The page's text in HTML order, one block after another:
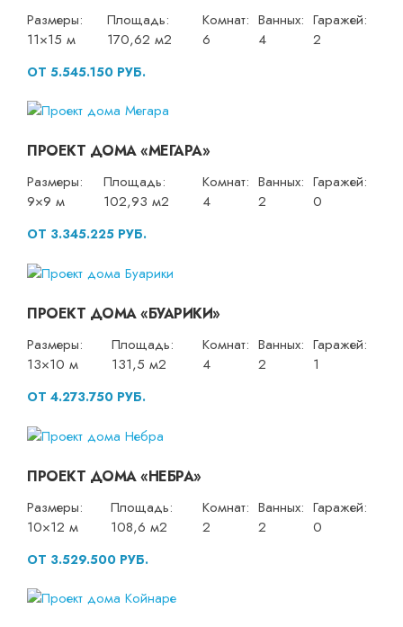
Размеры:
11×15 м
Площадь:
170,62 м2
Комнат:
6
Ванных:
4
Гаражей:
2
ОТ 5.545.150 РУБ.
ПРОЕКТ ДОМА «МЕГАРА»
Размеры:
9×9 м
Площадь:
102,93 м2
Комнат:
4
Ванных:
2
Гаражей:
0
ОТ 3.345.225 РУБ.
ПРОЕКТ ДОМА «БУАРИКИ»
Размеры:
13×10 м
Площадь:
131,5 м2
Комнат:
4
Ванных:
2
Гаражей:
1
ОТ 4.273.750 РУБ.
ПРОЕКТ ДОМА «НЕБРА»
Размеры:
10×12 м
Площадь:
108,6 м2
Комнат:
2
Ванных:
2
Гаражей:
0
ОТ 3.529.500 РУБ.